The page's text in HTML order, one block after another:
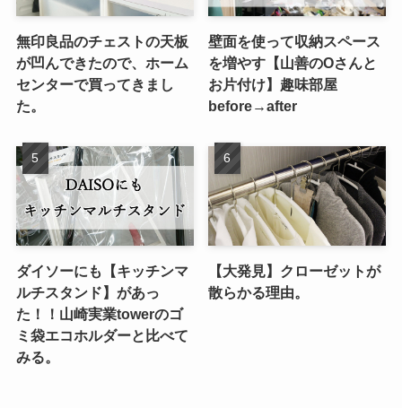
無印良品のチェストの天板
が凹んできたので、ホーム
センターで買ってきまし
た。
壁面を使って収納スペース
を増やす【山善のOさんと
お片付け】趣味部屋
before→after
ダイソーにも【キッチンマ
ルチスタンド】があっ
た！！山崎実業towerのゴ
ミ袋エコホルダーと比べて
みる。
【大発見】クローゼットが
散らかる理由。